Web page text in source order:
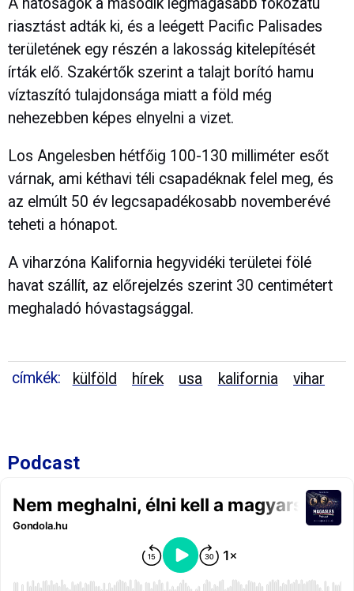
riasztást adták ki, és a leégett Pacific Palisades
területének egy részén a lakosság kitelepítését
írták elő. Szakértők szerint a talajt borító hamu
víztaszító tulajdonsága miatt a föld még
nehezebben képes elnyelni a vizet.
Los Angelesben hétfőig 100-130 milliméter esőt
várnak, ami kéthavi téli csapadéknak felel meg, és
az elmúlt 50 év legcsapadékosabb novemberévé
teheti a hónapot.
A viharzóna Kalifornia hegyvidéki területei fölé
havat szállít, az előrejelzés szerint 30 centimétert
meghaladó hóvastagsággal.
címkék: külföld hírek usa kalifornia vihar
Podcast